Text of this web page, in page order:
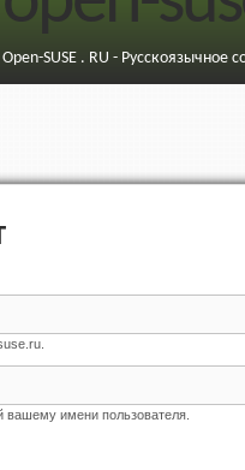
Open-SUSE . RU - Русскоязычное
вашему имени пользователя.